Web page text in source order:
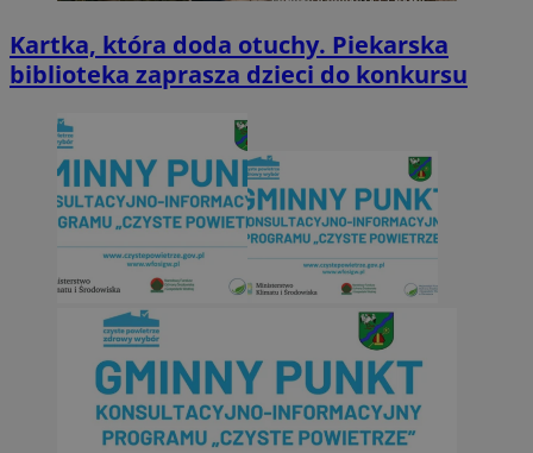
Kartka, która doda otuchy. Piekarska
biblioteka zaprasza dzieci do konkursu